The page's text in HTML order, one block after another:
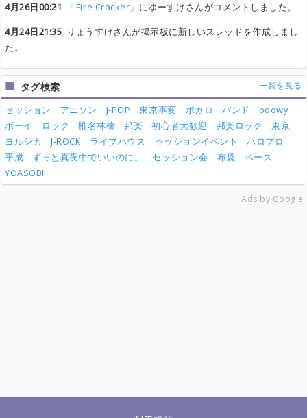
4月26日00:21
「Fire Cracker」 にゆーすけさんがコメントしました。
4月24日21:35 りょうすけさんが掲示板に新しいスレッドを作成しまし
た。
タグ検索 一覧を見る
セッション アニソン J-POP 東京事変 ボカロ バンド
boowy
ボーイ
ロック 椎名林檎 邦楽 初心者大歓迎 邦楽ロック
東京
ヨルシカ
J-ROCK ライブハウス セッションイベント
ハロプロ
平成
ずっと真夜中でいいのに。 セッション会 布袋
ベース
YOASOBI
Ads by Google